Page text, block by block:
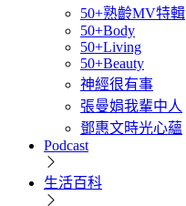
50+熟齡MV特輯
50+Body
50+Living
50+Beauty
神經很有事
張曼娟我輩中人
鄧惠文時光心蘊
Podcast
生活百科